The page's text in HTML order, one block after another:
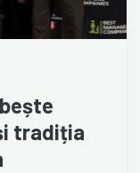
tradiția